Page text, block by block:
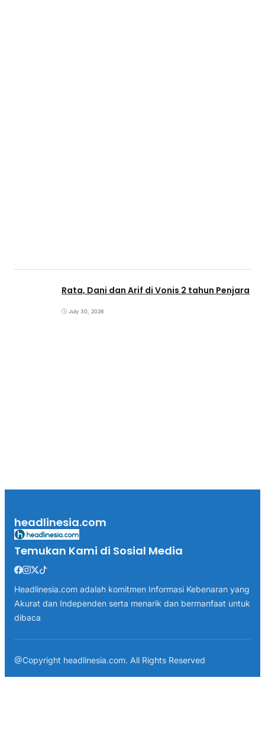
Rata, Dani dan Arif di Vonis 2 tahun Penjara
July 30, 2026
headlinesia.com
Temukan Kami di Sosial Media
Headlinesia.com adalah komitmen Informasi Kebenaran yang
Akurat dan Independen serta menarik dan bermanfaat untuk
dibaca
@Copyright headlinesia.com. All Rights Reserved